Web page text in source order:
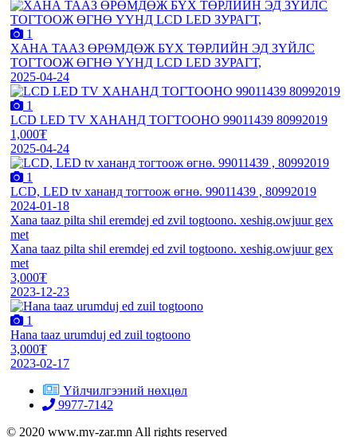
1
ХАНА ТААЗ ӨРӨМДӨЖ БҮХ ТӨРЛИЙН ЭД ЗҮЙЛС
ТОГТООЖ ӨГНӨ ҮҮНД LCD LED ЗУРАГТ,
2025-04-24
1
LCD LED TV ХАНАНД ТОГТООНО 99011439 80992019
1,000₮
2025-04-24
1
LCD, LED tv хананд тогтоож өгнө. 99011439 , 80992019
2024-01-18
Xana taaz pilta shil eremdej ed zvil togtoono. xeshig.owjuur gex
met
Xana taaz pilta shil eremdej ed zvil togtoono. xeshig.owjuur gex
met
3,000₮
2023-12-23
1
Hana taaz urumduj ed zuil togtoono
3,000₮
2023-02-17
Үйлчилгээний нөхцөл
9977-7142
© 2020 www.my-zar.mn All rights reserved